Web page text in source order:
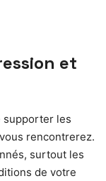
et
supporter les
rencontrerez.
surtout les
de votre